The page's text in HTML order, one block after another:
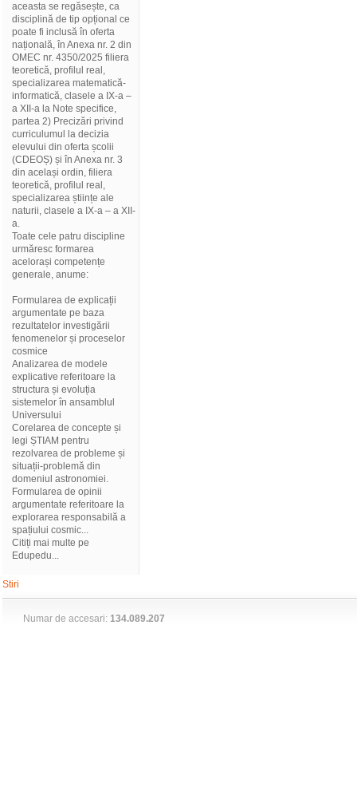
aceasta se regăsește, ca
disciplină de tip opțional ce
poate fi inclusă în oferta
națională, în Anexa nr. 2 din
OMEC nr. 4350/2025 filiera
teoretică, profilul real,
specializarea matematică-
informatică, clasele a IX-a –
a XII-a la Note specifice,
partea 2) Precizări privind
curriculumul la decizia
elevului din oferta școlii
(CDEOȘ) și în Anexa nr. 3
din același ordin, filiera
teoretică, profilul real,
specializarea științe ale
naturii, clasele a IX-a – a XII-
a.
Toate cele patru discipline
urmăresc formarea
acelorași competențe
generale, anume:
Formularea de explicații
argumentate pe baza
rezultatelor investigării
fenomenelor și proceselor
cosmice
Analizarea de modele
explicative referitoare la
structura și evoluția
sistemelor în ansamblul
Universului
Corelarea de concepte și
legi ȘTIAM pentru
rezolvarea de probleme și
situații-problemă din
domeniul astronomiei.
Formularea de opinii
argumentate referitoare la
explorarea responsabilă a
spațiului cosmic...
Citiți mai multe pe
Edupedu...
Stiri
Numar de accesari: 134.089.207